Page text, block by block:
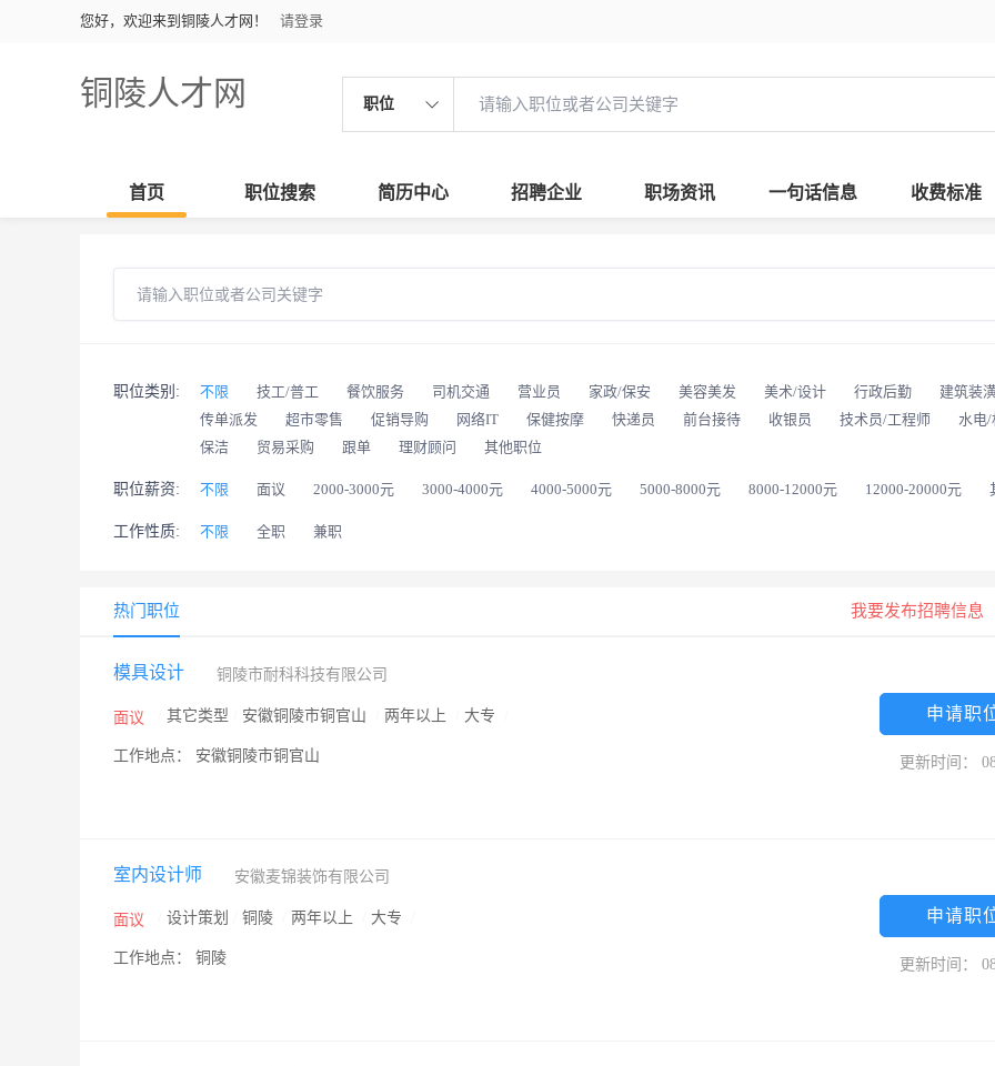
您好，欢迎来到铜陵人才网！ 请登录
铜陵人才网 职位
首页 职位搜索 简历中心 招聘企业 职场资讯 一句话信息 收费标准
职位类别: 不限 技工/普工 餐饮服务 司机交通 营业员 家政/保安 美容美发 美术/设计 行政后勤 建筑装
传单派发
超市零售 促销导购 网络IT 保健按摩 快递员 前台接待 收银员 技术员/工程师 水电/
保洁
贸易采购 跟单 理财顾问 其他职位
职位薪资: 不限 面议 2000-3000元 3000-4000元 4000-5000元 5000-8000元 8000-12000元 12000-20000元
工作性质: 不限 全职 兼职
热门职位 我要发布招聘信息
模具设计 铜陵市耐科科技有限公司
面议 其它类型 安徽铜陵市铜官山 两年以上 大专
工作地点： 安徽铜陵市铜官山
申请职
更新时间：
室内设计师 安徽麦锦装饰有限公司
面议 设计策划 铜陵 两年以上 大专
工作地点： 铜陵
申请职
更新时间：